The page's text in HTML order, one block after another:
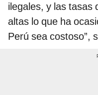
ilegales, y las tasas
altas lo que ha
Perú sea costoso”,